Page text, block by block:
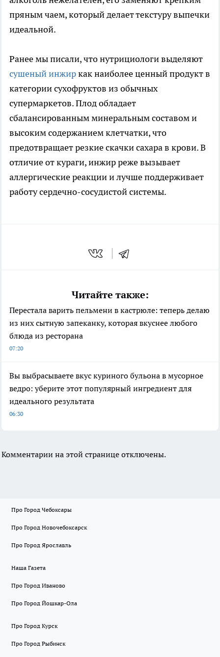
пряным чаем, который делает текстуру выпечки
идеальной.
Ранее мы писали, что нутрициологи выделяют
сушеный инжиркак наиболее ценный продукт в
категории сухофруктов из обычных
супермаркетов. Плод обладает
сбалансированным минеральным составом и
высоким содержанием клетчатки, что
предотвращает резкие скачки сахара в крови. В
отличие от кураги, инжир реже вызывает
аллергические реакции и лучше поддерживает
работу сердечно-сосудистой системы.
Читайте также:
Перестала варить пельмени в кастрюле: теперь делаю
из них сытную запеканку, которая вкуснее любого
блюда из ресторана
07:20
Вы выбрасываете вкус куриного бульона в мусорное
ведро: уберите этот популярный ингредиент для
идеального результата
06:30
Комментарии на этой странице отключены.
Про Город Чебоксары
Про Город Новочебоксарск
Про Город Ярославль
Наша Газета
Про Город Иваново
Про Город Йошкар-Ола
Про Город Курск
Про Город Рыбинск